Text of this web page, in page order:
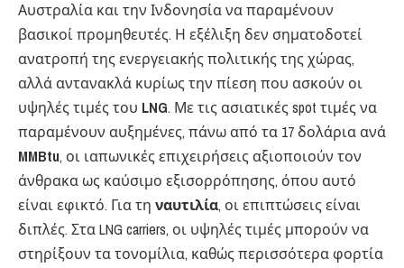
Αυστραλία και την Ινδονησία να παραμένουν
βασικοί προμηθευτές. Η εξέλιξη δεν σηματοδοτεί
ανατροπή της ενεργειακής πολιτικής της χώρας,
αλλά αντανακλά κυρίως την πίεση που ασκούν οι
υψηλές τιμές του LNG. Με τις ασιατικές spot τιμές να
παραμένουν αυξημένες, πάνω από τα 17 δολάρια ανά
MMBtu, οι ιαπωνικές επιχειρήσεις αξιοποιούν τον
άνθρακα ως καύσιμο εξισορρόπησης, όπου αυτό
είναι εφικτό. Για τη ναυτιλία, οι επιπτώσεις είναι
διπλές. Στα LNG carriers, οι υψηλές τιμές μπορούν να
στηρίξουν τα τονομίλια, καθώς περισσότερα φορτία